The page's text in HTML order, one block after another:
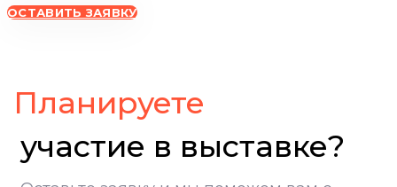
ОСТАВИТЬ ЗАЯВКУ
Планируете
участие в выставке?